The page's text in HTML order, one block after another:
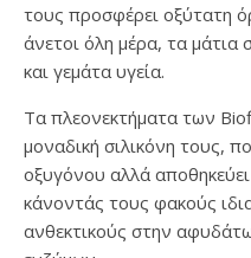
τους προσφέρει οξύτατη
άνετοι όλη μέρα, τα
και γεμάτα υγεία.
Τα πλεονεκτήματα των
μοναδική σιλικόνη τους,
οξυγόνου αλλά
κάνοντάς τους φακούς
ανθεκτικούς στην